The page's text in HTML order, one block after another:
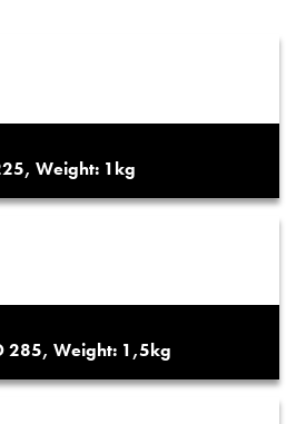
1
285 1,5